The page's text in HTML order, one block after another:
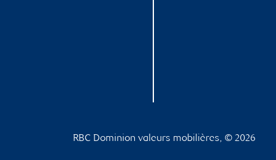
RBC Dominion valeurs mobilières, © 2026